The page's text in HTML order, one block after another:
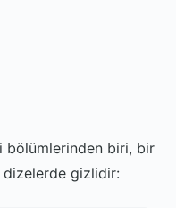
bölümlerinden biri, bir
dizelerde gizlidir: